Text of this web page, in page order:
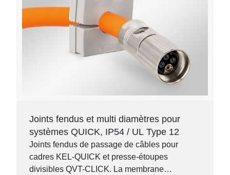
Joints fendus et multi diamètres pour
systèmes QUICK, IP54 / UL Type 12
Joints fendus de passage de câbles pour
cadres KEL-QUICK et presse-étoupes
divisibles QVT-CLICK. La membrane